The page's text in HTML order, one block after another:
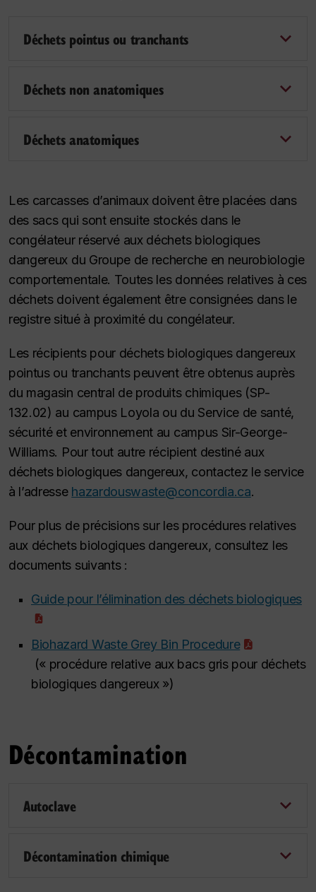
Déchets pointus ou tranchants
Déchets non anatomiques
Déchets anatomiques
Les carcasses d’animaux doivent être placées dans
des sacs qui sont ensuite stockés dans le
congélateur réservé aux déchets biologiques
dangereux du Groupe de recherche en neurobiologie
comportementale. Toutes les données relatives à ces
déchets doivent également être consignées dans le
registre situé à proximité du congélateur.
Les récipients pour déchets biologiques dangereux
pointus ou tranchants peuvent être obtenus auprès
du magasin central de produits chimiques (SP-
132.02) au campus Loyola ou du Service de santé,
sécurité et environnement au campus Sir-George-
Williams. Pour tout autre récipient destiné aux
déchets biologiques dangereux, contactez le service
à l’adresse hazardouswaste@concordia.ca.
Pour plus de précisions sur les procédures relatives
aux déchets biologiques dangereux, consultez les
documents suivants :
Guide pour l’élimination des déchets biologiques
Biohazard Waste Grey Bin Procedure
(« procédure relative aux bacs gris pour déchets
biologiques dangereux »)
Décontamination
Autoclave
Décontamination chimique